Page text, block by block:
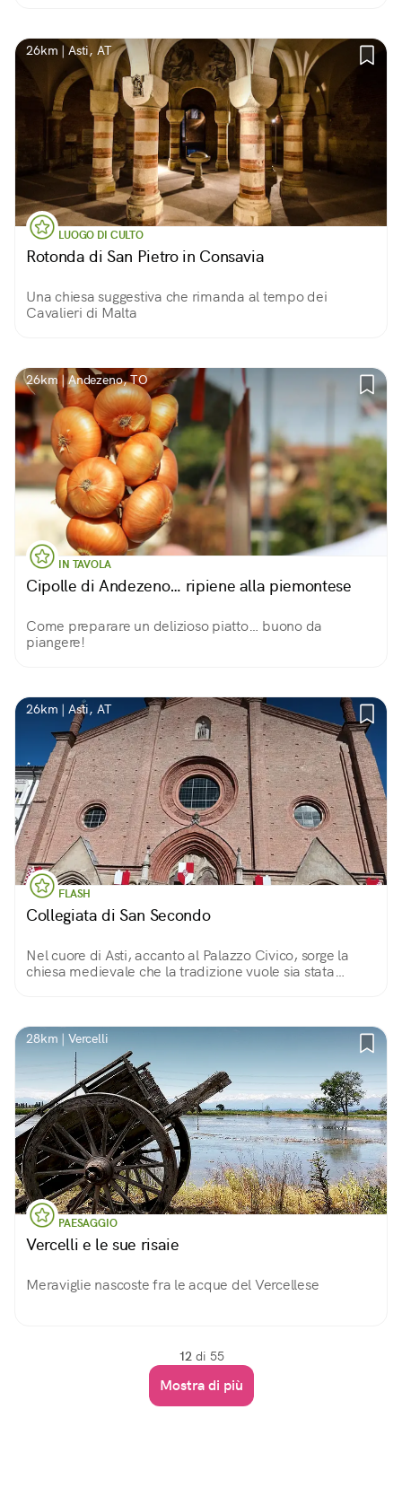
26km | Asti, AT
LUOGO DI CULTO
Rotonda di San Pietro in Consavia
Una chiesa suggestiva che rimanda al tempo dei
Cavalieri di Malta
26km | Andezeno, TO
IN TAVOLA
Cipolle di Andezeno… ripiene alla piemontese
Come preparare un delizioso piatto… buono da
piangere!
26km | Asti, AT
FLASH
Collegiata di San Secondo
Nel cuore di Asti, accanto al Palazzo Civico, sorge la
chiesa medievale che la tradizione vuole sia stata
28km | Vercelli
PAESAGGIO
Vercelli e le sue risaie
Meraviglie nascoste fra le acque del Vercellese
12 di 55
Mostra di più